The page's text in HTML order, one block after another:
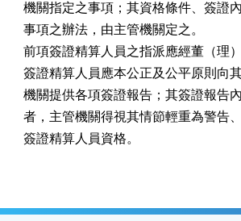
機關指定之事項；其資格條件、簽證
事項之辦法，由主管機關定之。
前項簽證精算人員之指派應經董（理
簽證精算人員應本公正及公平原則向
機關提供各項簽證報告；其簽證報告
者，主管機關得視其情節輕重為警告
簽證精算人員資格。